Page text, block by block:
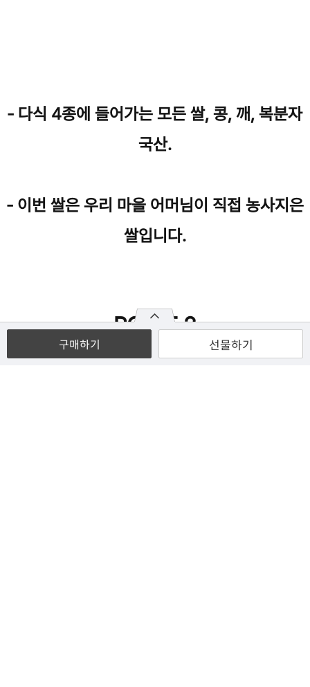
구매하기 선물하기
- 다식 4종에 들어가는 모든 쌀, 콩, 깨, 복분자
국산.
- 이번 쌀은 우리 마을 어머님이 직접 농사지은
쌀입니다.
POINT 2
기본 보자기 포장 & 안전한 택배 배